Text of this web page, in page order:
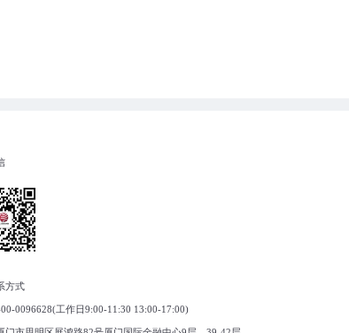
方式
0096628(工作日9:00-11:30 13:00-17:00)